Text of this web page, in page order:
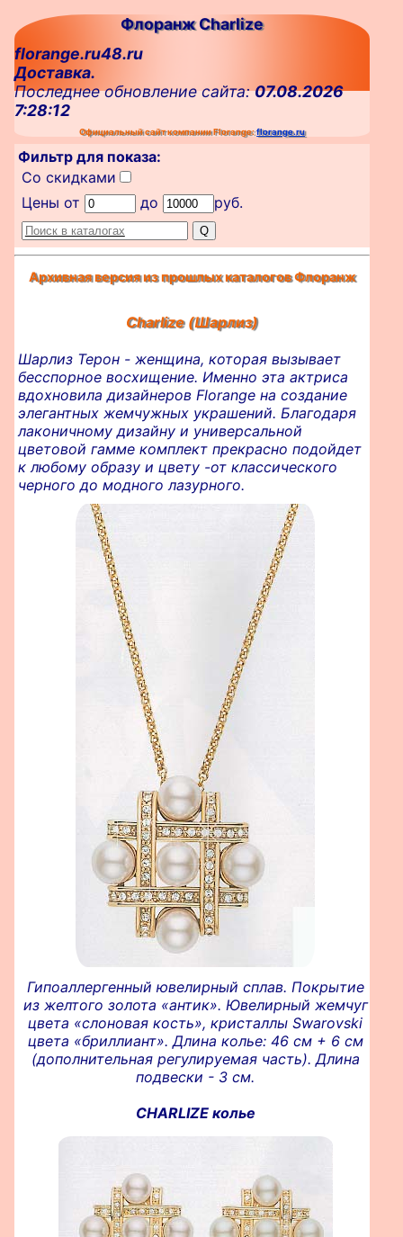
Флоранж Charlize
florange.ru48.ru
Доставка.
Последнее обновление сайта:07.08.2026
7:28:12
Официальный сайт компании Florange:florange.ru
Фильтр для показа:
Со скидками
Цены от
до руб.
Архивная версия из прошлых каталогов Флоранж
Charlize (Шарлиз)
Шарлиз Терон - женщина, которая вызывает
бесспорное восхищение. Именно эта актриса
вдохновила дизайнеров Florange на создание
элегантных жемчужных украшений. Благодаря
лаконичному дизайну и универсальной
цветовой гамме комплект прекрасно подойдет
к любому образу и цвету -от классического
черного до модного лазурного.
Гипоаллергенный ювелирный сплав. Покрытие
из желтого золота «антик». Ювелирный жемчуг
цвета «слоновая кость», кристаллы Swarovski
цвета «бриллиант». Длина колье: 46 см + 6 см
(дополнительная регулируемая часть). Длина
подвески - 3 см.
CHARLIZE колье